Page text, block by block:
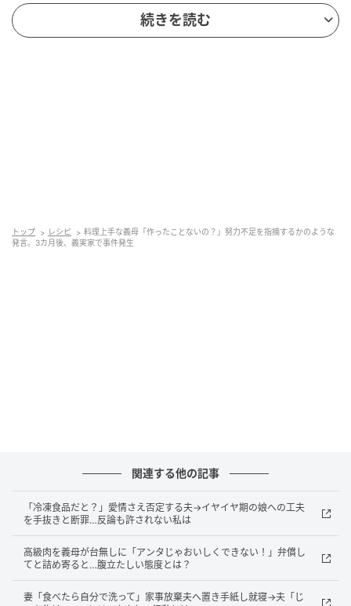
続きを読む
トップ レシピ
料理上手な義母「作ったことないの？」努力不足を指摘するかのような
発言。3カ月後、義実家で事件発生
関連する他の記事
「冷凍食品だと？」愛情さえ否定する夫→イヤイヤ期の娘への工夫
を手抜きと断罪…反論も許されない私は
高級肉を義母が台無しに「アンタじゃおいしくできない！」弁償し
てと詰め寄ると…腹立たしい態度とは？
妻「食べたら自分で洗って」家事放棄夫へ置き手紙し就寝→夫「じ